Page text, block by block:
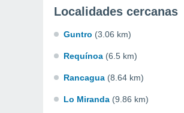
Localidades cercanas
Guntro (3.06 km)
Requínoa (6.5 km)
Rancagua (8.64 km)
Lo Miranda (9.86 km)